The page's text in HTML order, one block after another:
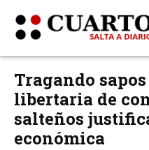
Tragando
libertaria de
salteños
económica